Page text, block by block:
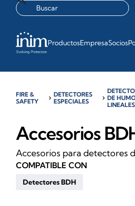
ProductosEmpresaSocios
FIRE &
SAFETY
chevron_right DETECTORES
ESPECIALES
chevron_right DE
LINEALES
Accesorios
Accesorios para detectores
COMPATIBLE CON
Detectores BDH